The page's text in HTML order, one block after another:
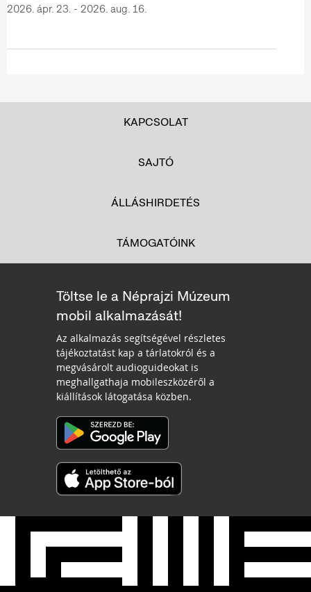
2026. ápr. 23. - 2026. aug. 16.
KAPCSOLAT
SAJTÓ
ÁLLÁSHIRDETÉS
TÁMOGATÓINK
Töltse le a Néprajzi Múzeum
mobil alkalmazását!
Az alkalmazás segítségével részletes
tájékoztatást kap a tárlatokról és a
megvásárolt audioguideokat is
meghallgathaja mobileszközéről a
kiállítások látogatása közben.